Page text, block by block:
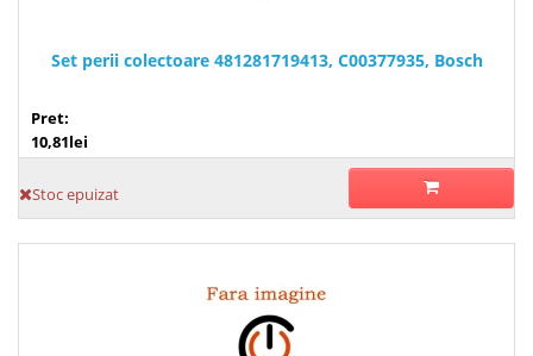
Set perii colectoare 481281719413, C00377935, Bosch
Pret:
10,81lei
Stoc epuizat